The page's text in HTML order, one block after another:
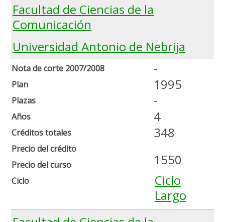
Facultad de Ciencias de la
Comunicación
Universidad Antonio de Nebrija
Nota de corte 2007/2008
Plan
Plazas
Años
Créditos totales
Precio del crédito
Precio del curso
Ciclo
-
1995
-
4
348
1550
Ciclo
Largo